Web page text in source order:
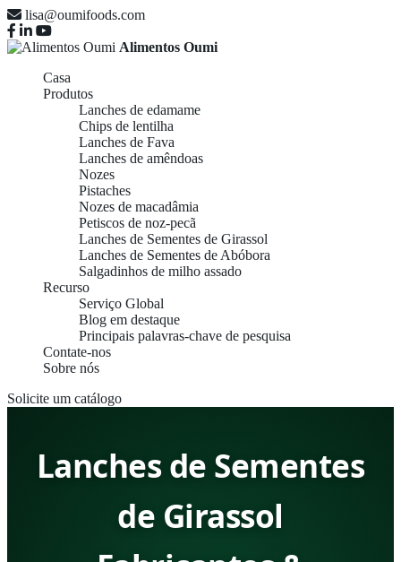
lisa@oumifoods.com
Alimentos Oumi
Casa
Produtos
Lanches de edamame
Chips de lentilha
Lanches de Fava
Lanches de amêndoas
Nozes
Pistaches
Nozes de macadâmia
Petiscos de noz-pecã
Lanches de Sementes de Girassol
Lanches de Sementes de Abóbora
Salgadinhos de milho assado
Recurso
Serviço Global
Blog em destaque
Principais palavras-chave de pesquisa
Contate-nos
Sobre nós
Solicite um catálogo
Lanches de Sementes
de Girassol